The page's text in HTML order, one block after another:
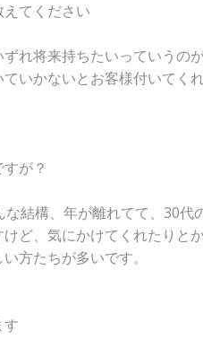
てください
れ将来持ちたいっていうの
いかないとお客様付いてく
が？
結構、年が離れてて、30代
ど、気にかけてくれたりと
方たちが多いです。